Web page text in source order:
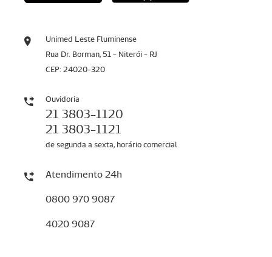
Unimed Leste Fluminense
Rua Dr. Borman, 51 - Niterói - RJ
CEP: 24020-320
Ouvidoria
21 3803-1120
21 3803-1121
de segunda a sexta, horário comercial
Atendimento 24h
0800 970 9087
4020 9087